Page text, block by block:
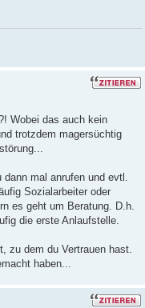
Wobei das auch kein
trotzdem magersüchtig
mal anrufen und evtl.
Sozialarbeiter oder
es geht um Beratung. D.h.
die erste Anlaufstelle.
zu dem du Vertrauen hast.
haben...